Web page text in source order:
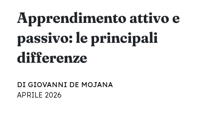
Apprendimento attivo e
passivo: le principali
differenze
DI GIOVANNI DE MOJANA
APRILE 2026